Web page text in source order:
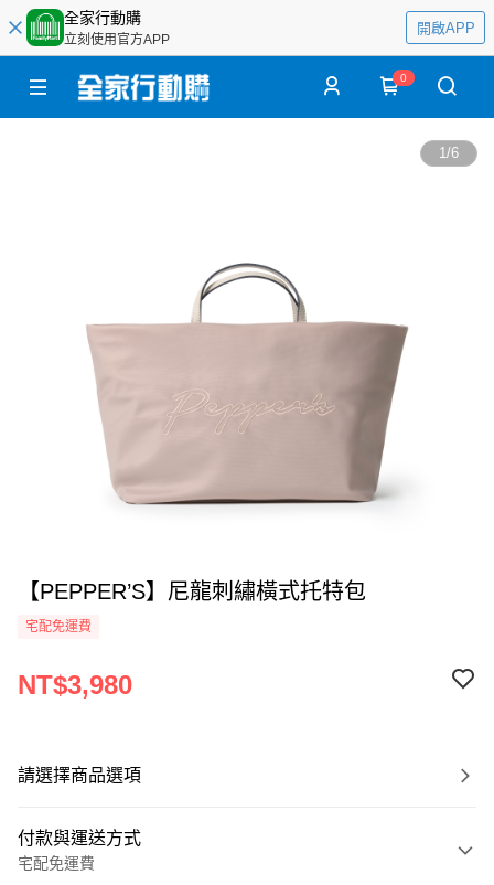
全家行動購
立刻使用官方APP
開啟APP
0
1/6
【PEPPER’S】尼龍刺繡橫式托特包
宅配免運費
NT$3,980
請選擇商品選項
付款與運送方式
宅配免運費